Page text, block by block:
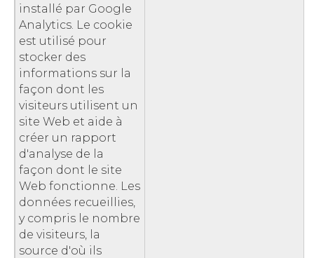
installé par Google
Analytics. Le cookie
est utilisé pour
stocker des
informations sur la
façon dont les
visiteurs utilisent un
site Web et aide à
créer un rapport
d'analyse de la
façon dont le site
Web fonctionne. Les
données recueillies,
y compris le nombre
de visiteurs, la
source d'où ils